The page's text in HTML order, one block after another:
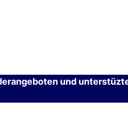
und